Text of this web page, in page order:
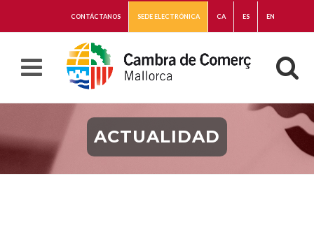
CONTÁCTANOS SEDE ELECTRÓNICA CA ES EN
ACTUALIDAD